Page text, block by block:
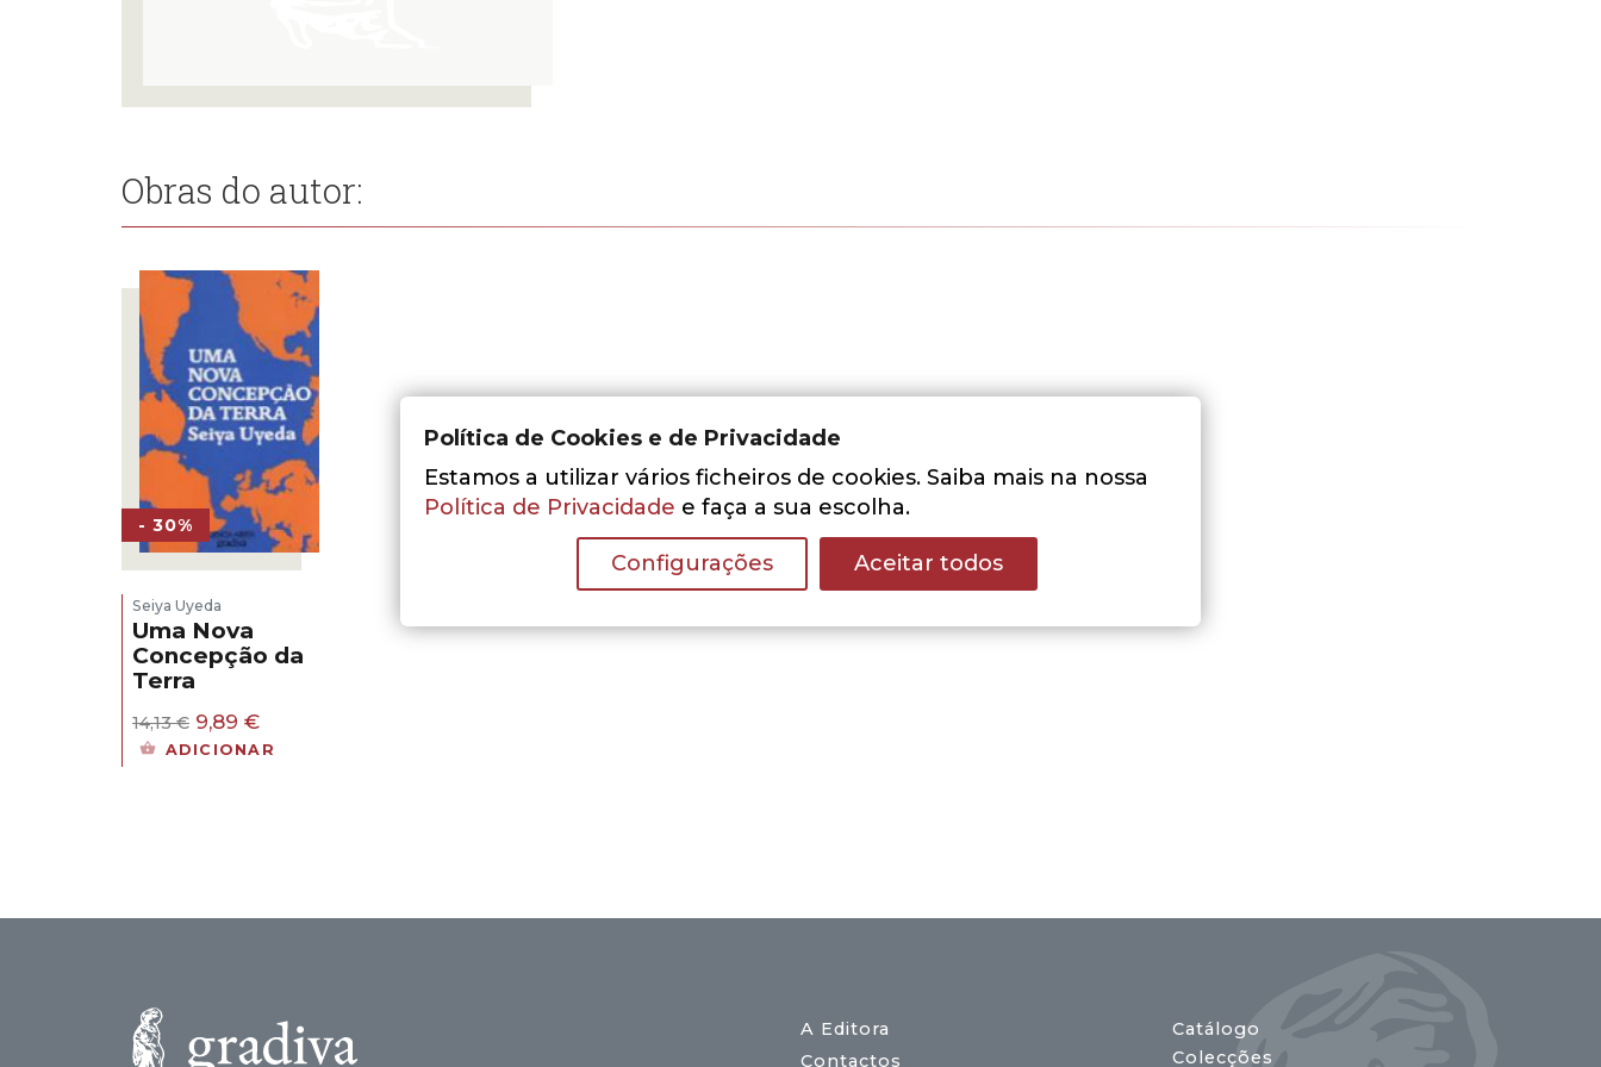
Obras do autor:
- 30%
Seiya Uyeda
Uma Nova
Concepção da
Terra
14,13€ O
preço
9,89 €O
preço
ADICIONAR
A Editora
Contactos
Catálogo
Colecções
Política de Cookies e de Privacidade
Estamos a utilizar vários ficheiros de cookies. Saiba mais na nossa
Política de Privacidade e faça a sua escolha.
Configurações Aceitar todos